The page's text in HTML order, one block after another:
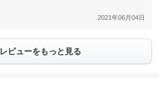
2021年06月04日
ビューをもっと見る